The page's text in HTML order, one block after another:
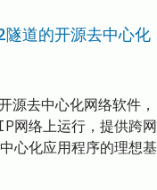
道的开源去中心化
源去中心化网络软件，
网络上运行，提供跨网
心化应用程序的理想基